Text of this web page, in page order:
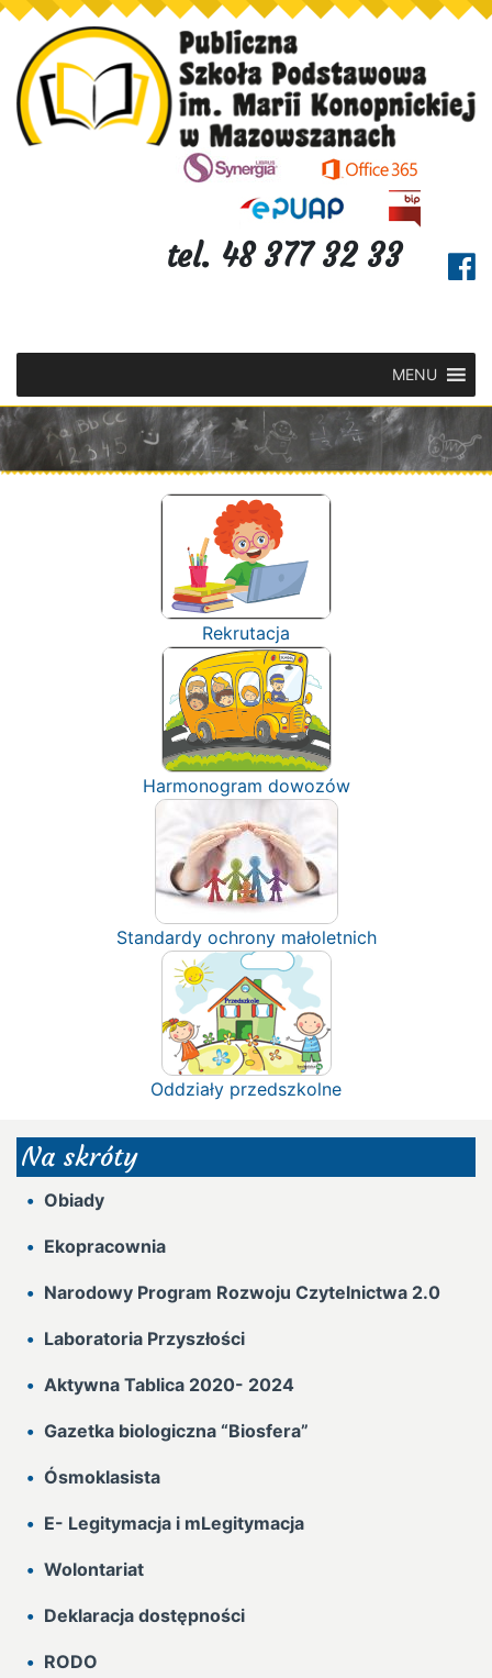
tel. 48 377 32 33
MENU
Rekrutacja
Harmonogram dowozów
Standardy ochrony małoletnich
Oddziały przedszkolne
Na skróty
Obiady
Ekopracownia
Narodowy Program Rozwoju Czytelnictwa 2.0
Laboratoria Przyszłości
Aktywna Tablica 2020- 2024
Gazetka biologiczna “Biosfera”
Ósmoklasista
E- Legitymacja i mLegitymacja
Wolontariat
Deklaracja dostępności
RODO